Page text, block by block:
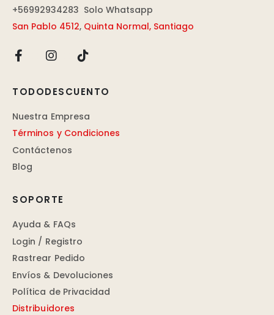
+56992934283 Solo Whatsapp
San Pablo 4512, Quinta Normal, Santiago
TODODESCUENTO
Nuestra Empresa
Términos y Condiciones
Contáctenos
Blog
SOPORTE
Ayuda & FAQs
Login / Registro
Rastrear Pedido
Envíos & Devoluciones
Política de Privacidad
Distribuidores